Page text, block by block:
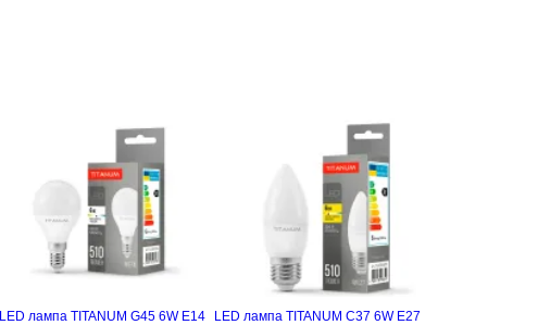
LED лампа TITANUM G45 6W E14
LED лампа TITANUM C37 6W E27